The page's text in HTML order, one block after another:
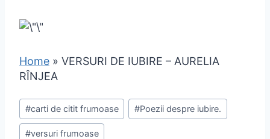
Home » VERSURI DE IUBIRE – AURELIA
RÎNJEA
#carti de citit frumoase #Poezii despre iubire.
#versuri frumoase